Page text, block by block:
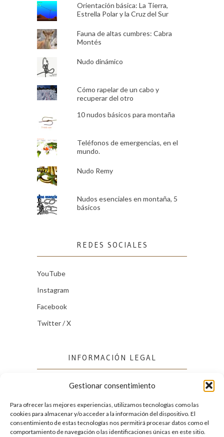
Gestionar consentimiento
Para ofrecer las mejores experiencias, utilizamos tecnologías como las
cookies para almacenar y/o acceder a la información del dispositivo. El
consentimiento de estas tecnologías nos permitirá procesar datos como el
comportamiento de navegación o las identificaciones únicas en este sitio.
Orientación básica: La Tierra,
Estrella Polar y la Cruz del Sur
Fauna de altas cumbres: Cabra
Montés
Nudo dinámico
Cómo rapelar de un cabo y
recuperar del otro
10 nudos básicos para montaña
Teléfonos de emergencias, en el
mundo.
Nudo Remy
Nudos esenciales en montaña, 5
básicos
REDES SOCIALES
YouTube
Instagram
Facebook
Twitter / X
INFORMACIÓN LEGAL
Política de cookies (UE)
Política de privacidad